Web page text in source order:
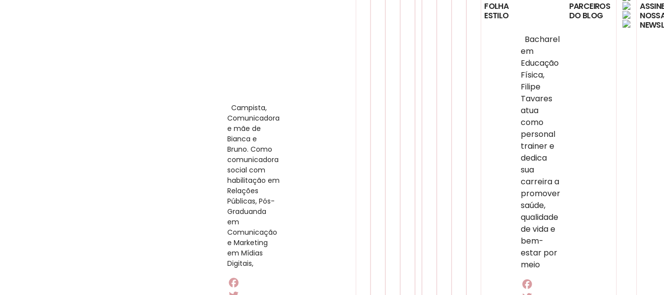
​ Campista,
Comunicadora
e mãe de
Bianca e
Bruno. Como
comunicadora
social com
habilitação em
Relações
Públicas, Pós-
Graduanda
em
Comunicação
e Marketing
em Mídias
Digitais,
FOLHA
ESTILO
Bacharel
em
Educação
Física,
Filipe
Tavares
atua
como
personal
trainer e
dedica
sua
carreira a
promover
saúde,
qualidade
de vida e
bem-
estar por
meio
PARCEIROS
DO BLOG